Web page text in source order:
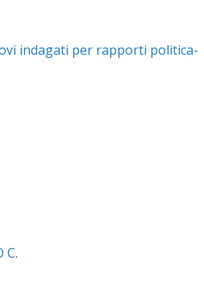
indagati per rapporti politica-
C.